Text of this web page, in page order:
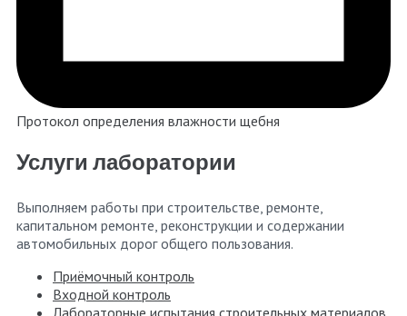
Протокол определения влажности щебня
Услуги лаборатории
Выполняем работы при строительстве, ремонте,
капитальном ремонте, реконструкции и содержании
автомобильных дорог общего пользования.
Приёмочный контроль
Входной контроль